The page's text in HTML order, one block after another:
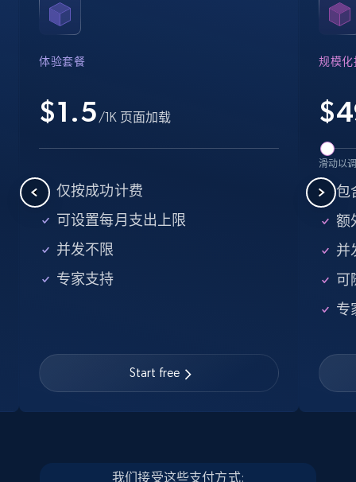
Crunchbase companies information
Name, URL, ID, Cb rank, Region, About,
Business Popular Enriched
Linkedin job listings information
URL, Job posting id, Job title, Company name,
Google Maps full information
体验套餐
$1.5 /1K 页面加载
仅按成功计费
可设置每月支出上限
并发不限
专家支持
Start free
规模化
$
滑动以
包
额
并
可
专
我们接受这些支付方式: